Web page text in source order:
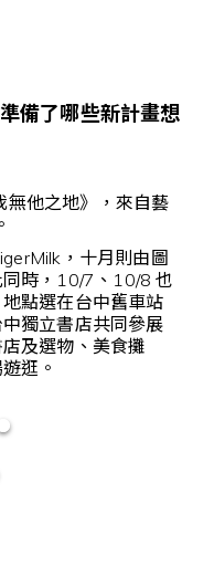
備了哪些新計畫想
無他之地》，來自藝
，十月則由圖
時，10/7、10/8 也
點選在台中舊車站
獨立書店共同參展
及選物、美食攤
逛。